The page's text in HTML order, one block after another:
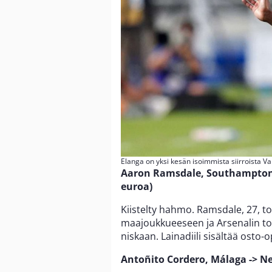
Elanga on yksi kesän isoimmista siirroista
Aaron Ramsdale,
euroa)
Kiistelty hahmo. Ramsdale, 27,
maajoukkueeseen ja Arsenalin
niskaan. Lainadiili sisältää osto-
Antoñito Cordero, Málaga ->